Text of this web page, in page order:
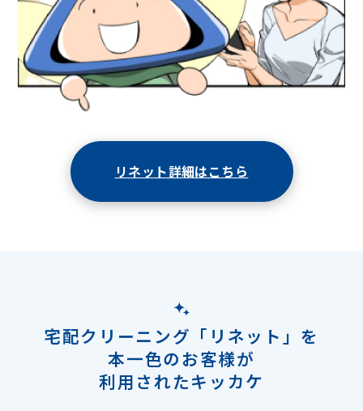
リネット詳細はこちら
宅配クリーニング「リネット」を
本一色のお客様が
利用されたキッカケ